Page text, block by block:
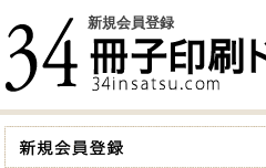
新規会員登録